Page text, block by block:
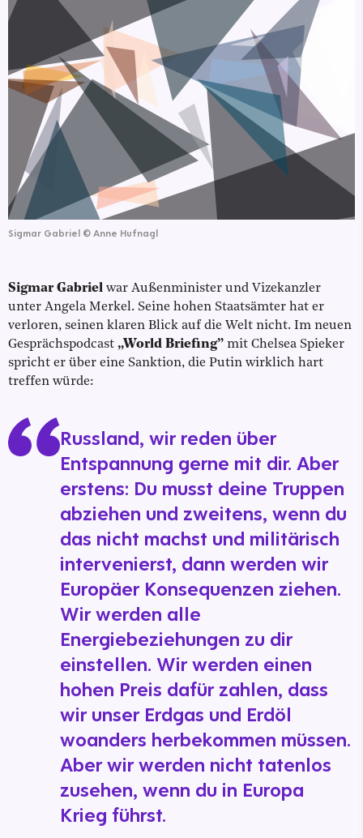
Sigmar Gabriel © Anne Hufnagl
Sigmar Gabriel war Außenminister und Vizekanzler
unter Angela Merkel. Seine hohen Staatsämter hat er
verloren, seinen klaren Blick auf die Welt nicht. Im neuen
Gesprächspodcast „World Briefing” mit Chelsea Spieker
spricht er über eine Sanktion, die Putin wirklich hart
treffen würde:
Russland, wir reden über
Entspannung gerne mit dir. Aber
erstens: Du musst deine Truppen
abziehen und zweitens, wenn du
das nicht machst und militärisch
intervenierst, dann werden wir
Europäer Konsequenzen ziehen.
Wir werden alle
Energiebeziehungen zu dir
einstellen. Wir werden einen
hohen Preis dafür zahlen, dass
wir unser Erdgas und Erdöl
woanders herbekommen müssen.
Aber wir werden nicht tatenlos
zusehen, wenn du in Europa
Krieg führst.